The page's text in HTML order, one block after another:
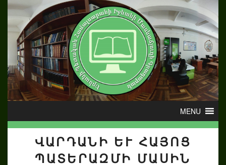
ՎԱՐԴԱՆԻ ԵՒ ՀԱՅՈՑ Պ
ԱՏԵՐԱԶՄԻ ՄԱՍԻՆ